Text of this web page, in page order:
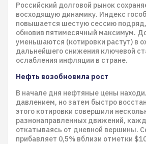
Российский долговой рынок
восходящую динамику. Индекс
повышается шестую сессию
обновив пятимесячный максимум.
уменьшаются (котировки растут) в
дальнейшего снижения ключевой
ослабления инфляции в стране.
Нефть возобновила рост
В начале дня нефтяные цены
давлением, но затем быстро
этого котировки совершили
разнонаправленных движений,
откатываясь от дневной вершины.
прибавляет 0,5% вблизи отметки